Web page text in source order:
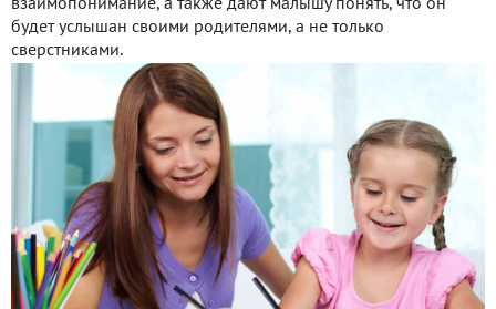
взаимопонимание, а также дают малышу понять, что он
будет услышан своими родителями, а не только
сверстниками.